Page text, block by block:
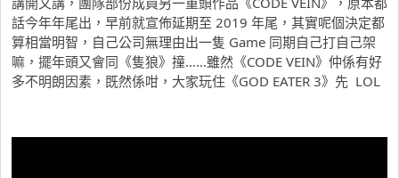
話今年年尾出，早前就宣佈延期至 2019 年尾，其實呢個決定都
算相當明智，自己公司無理由出一隻 Game 同期自己打自己架
嘛，擺年頭又會同《隻狼》撞……雖然《CODE VEIN》仲係有好
多不明朗因素，既然係咁，大家玩住《GOD EATER 3》先 LOL